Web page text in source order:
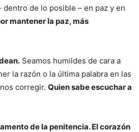
dentro de lo posible – en paz y en
mantener la paz, más
Seamos humildes de cara a
la razón o la última palabra en las
corregir. Quien sabe escuchar a
de la penitencia. El corazón